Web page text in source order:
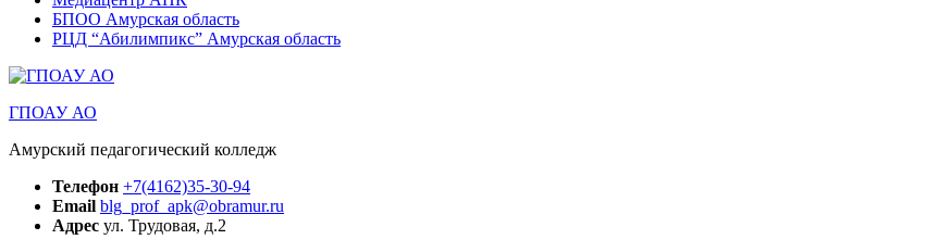
БПОО Амурская область
РЦД “Абилимпикс” Амурская область
ГПОАУ АО
Амурский педагогический колледж
Телефон +7(4162)35-30-94
Email blg_prof_apk@obramur.ru
Адрес ул. Трудовая, д.2